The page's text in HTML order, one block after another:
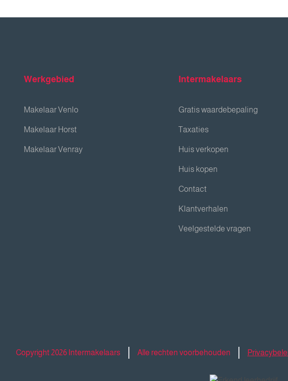
Werkgebied
Makelaar Venlo
Makelaar Horst
Makelaar Venray
Intermakelaars
Gratis waardebepaling
Taxaties
Huis verkopen
Huis kopen
Contact
Klantverhalen
Veelgestelde vragen
Copyright 2026 Intermakelaars Alle rechten voorbehouden